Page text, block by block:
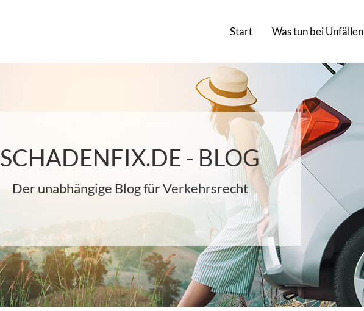
Start Was tun bei Unfällen
SCHADENFIX.DE - BLOG
Der unabhängige Blog für Verkehrsrecht